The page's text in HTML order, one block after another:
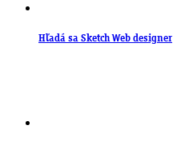
Hľadá sa Sketch Web designer